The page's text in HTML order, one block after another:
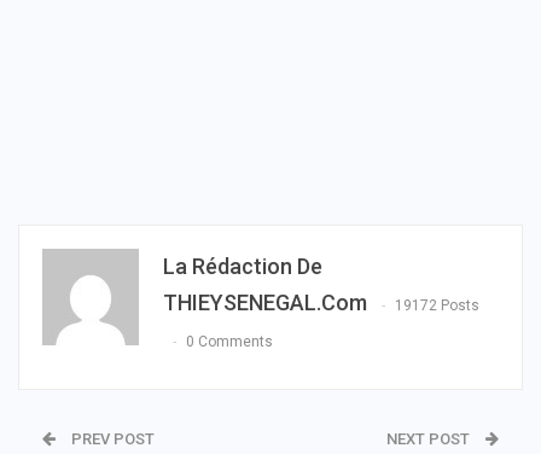
La Rédaction De
THIEYSENEGAL.com
19172 Posts
0 Comments
PREV POST NEXT POST